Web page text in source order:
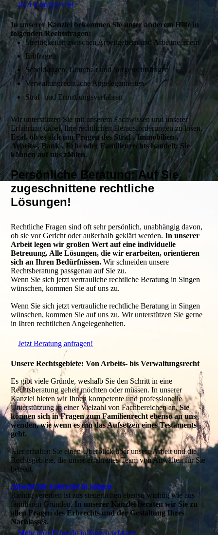
Jetzt kontaktieren!
In unserer Kanzlei bekommen Sie unter anderem Hilfe in
folgenden Rechtsfragen:
Streitigkeiten zwischen Arbeitgebern und Arbeitnehmern
Erbfragen
Scheidungen, Unterhalt und Sorgerechtsfragen
Verwaltungrechtliche Angelegenheiten
Straf- und Ermittlungsverfahren
Wir unterstützen Sie mit unserem Fachwissen und unserer
Erfahrung dabei, Ihre rechtlichen Herausforderungen zu lösen.
Egal, ob es sich um Fragen des Straf-, Immobilien-,
Arbeits-, Bank-, Erb- oder Familienrechts handelt: Sie
können auf uns zählen.
Persönliche Beratung: Auf Sie
zugeschnittene rechtliche
Lösungen!
Rechtliche Fragen sind oft sehr persönlich, unabhängig davon,
ob sie vor Gericht oder außerhalb geklärt werden.In unserer
Arbeit legen wir großen Wert auf eine individuelle
Betreuung. Alle Lösungen, die wir erarbeiten, orientieren
sich an Ihren Bedürfnissen. Wir schneiden unsere
Rechtsberatung passgenau auf Sie zu.
Wenn Sie sich jetzt vertrauliche rechtliche Beratung in Singen
wünschen, kommen Sie auf uns zu.
Wenn Sie sich jetzt vertrauliche rechtliche Beratung in Singen
wünschen, kommen Sie auf uns zu. Wir unterstützen Sie gerne
in Ihren rechtlichen Angelegenheiten.
Jetzt Beratung anfragen!
Unsere Rechtsgebiete: Von Arbeits- bis Verwaltungsrecht
Es gibt viele Gründe, weshalb Sie den Schritt in eine
Rechtsberatung gehen möchten oder müssen. In unserer
Kanzlei bieten wir Ihnen kompetente und professionelle
Unterstützung in einer Vielzahl von Fachbereichen an.Sie
können sich in Fragen zum Familienrecht ebenso an uns
wenden, wie wenn es um das Aufsetzen eines Testaments
geht.
Hier erhalten Sie einen Überblick über unsere Arbeit und die
Rechtsgebiete, die unser erfahrenes Team von Anwälten für Sie
betreut.
Anwalt für Erbrecht in Singen
Richtig vererben ist aus steuerlichen ebenso wichtig wie aus
familiären Gründen.In unserer Kanzlei beraten wir Sie zu
allen Fragen des Erbrechts und der Gestaltung Ihres
Nachlasses.
Mehr über Erbrecht in Singen erfahren